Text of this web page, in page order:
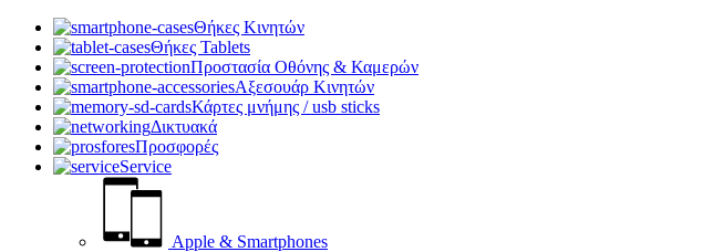
Θήκες Κινητών
Θήκες Tablets
Προστασία Οθόνης & Καμερών
Αξεσουάρ Κινητών
Κάρτες μνήμης / usb sticks
Δικτυακά
Προσφορές
Service
Apple & Smartphones